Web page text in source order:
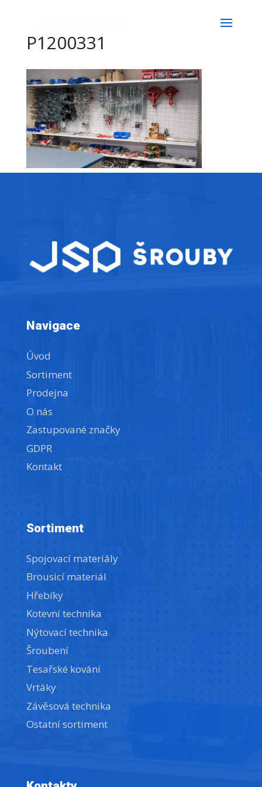
P1200331
Navigace
Úvod
Sortiment
Prodejna
O nás
Zastupované značky
GDPR
Kontakt
Sortiment
Spojovací materiály
Brousicí materiál
Hřebíky
Kotevní technika
Nýtovací technika
Šroubení
Tesařské kování
Vrtáky
Závěsová technika
Ostatní sortiment